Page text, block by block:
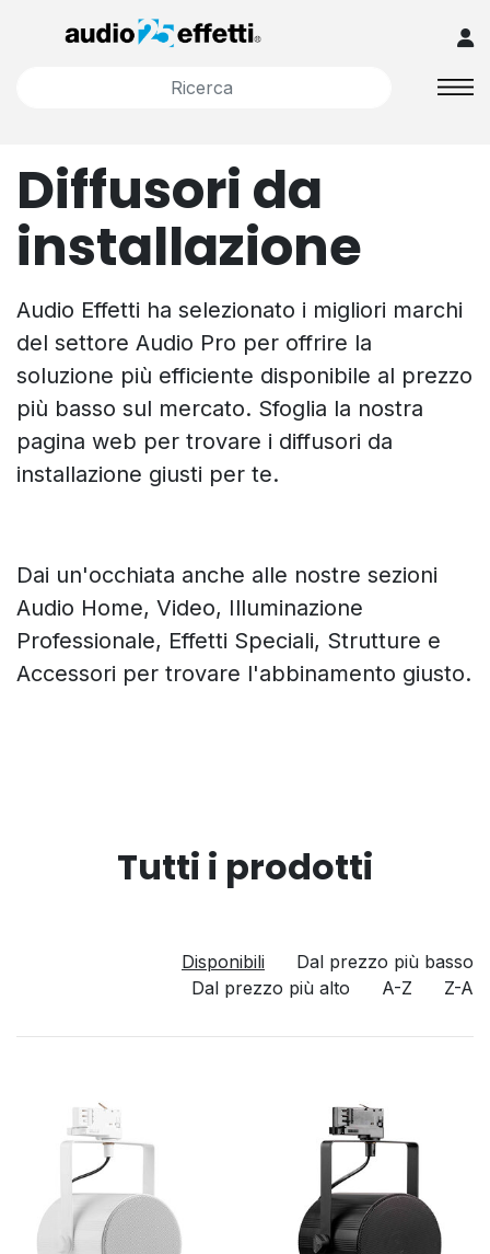
Diffusori da
installazione
Audio Effetti ha selezionato i migliori marchi
del settore Audio Pro per offrire la
soluzione più efficiente disponibile al prezzo
più basso sul mercato. Sfoglia la nostra
pagina web per trovare i diffusori da
installazione giusti per te.
Dai un'occhiata anche alle nostre sezioni
Audio Home, Video, Illuminazione
Professionale, Effetti Speciali, Strutture e
Accessori per trovare l'abbinamento giusto.
Tutti i prodotti
Disponibili
Dal prezzo più basso
Dal prezzo più alto
A-Z Z-A